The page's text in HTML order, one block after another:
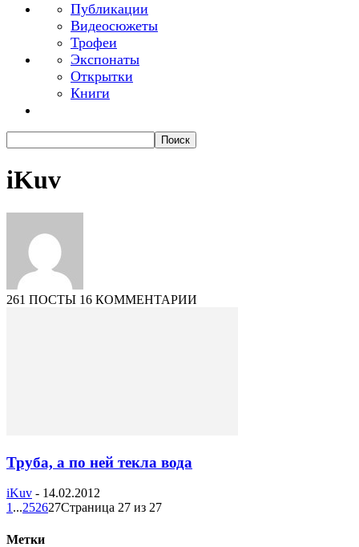
Публикации
Видеосюжеты
Трофеи
Экспонаты
Открытки
Книги
iKuv
261 ПОСТЫ 16 КОММЕНТАРИИ
Труба, а по ней текла вода
iKuv - 14.02.2012
1 ...252627Страница 27 из 27
Метки